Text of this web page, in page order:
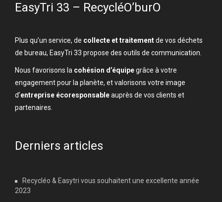
EasyTri 33 – RecycléO’burO
Plus qu’un service, de collecte et traitementde vos déchets
de bureau, EasyTri 33 propose des outils de communication.
Nous favorisons la cohésion d’équipegrâce à votre
engagement pour la planète, et valorisons votre image
d’entreprise écoresponsableauprès de vos clients et
partenaires.
Derniers articles
Recycléo & Easytri vous souhaitent une excellente année
2023